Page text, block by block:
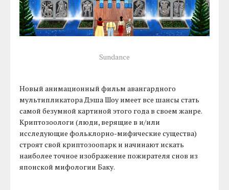
Sundance
Новый анимационный фильм авангардного
мультипликатора Дэша Шоу имеет все шансы стать
самой безумной картиной этого года в своем жанре.
Криптозоологи (люди, верящие в и/или
исследующие фольклорно-мифические существа)
строят свой криптозоопарк и начинают искать
наиболее точное изображение пожирателя снов из
японской мифологии Баку.